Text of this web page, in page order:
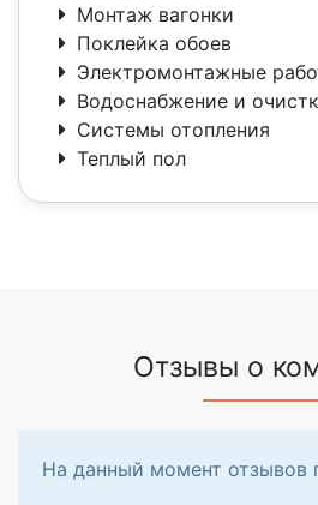
Монтаж вагонки
Поклейка обоев
Электромонтажные
Водоснабжение и
Системы отопления
Теплый пол
Отзывы о
На данный момент отзывов